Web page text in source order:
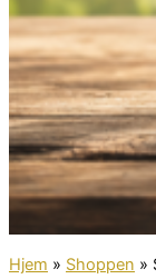
Hjem » Shoppen »